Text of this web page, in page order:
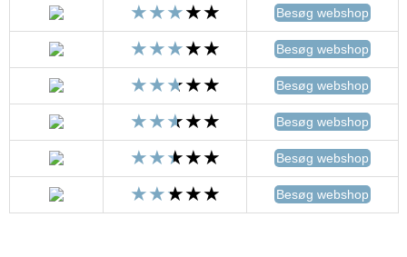
Besøg webshop
Besøg webshop
Besøg webshop
Besøg webshop
Besøg webshop
Besøg webshop